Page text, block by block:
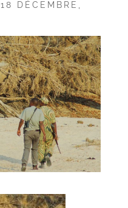
18 DÉCEMBRE,